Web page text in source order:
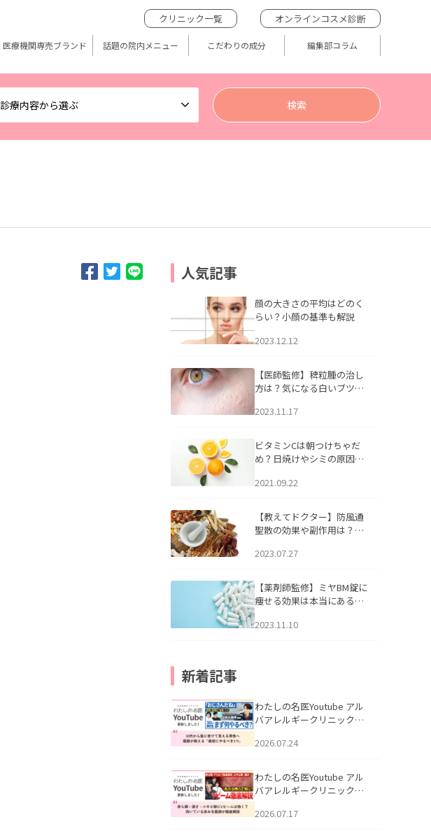
診療内容から選ぶ
クリニック一覧 オンラインコスメ診断
医療機関専売ブランド 話題の院内メニュー こだわりの成分 編集部コラム
人気記事
顔の大きさの平均はどのく
らい？小顔の基準も解説
2023.12.12
【医師監修】稗粒腫の治し
方は？気になる白いブツブ
アについて
2023.11.17
ビタミンCは朝つけちゃだ
め？日焼けやシミの原因に
2021.09.22
【教えてドクター】防風通
聖散の効果や副作用は？長
2023.07.27
【薬剤師監修】ミヤBM錠に
痩せる効果は本当にある
2023.11.10
新着記事
わたしの名医Youtube アル
バアレルギークリニック札
える男性へ｜医師が教える
公開いたしました。
2026.07.24
わたしの名医Youtube アル
バアレルギークリニック札
跡にVビームは効く？向いて
2026.07.17